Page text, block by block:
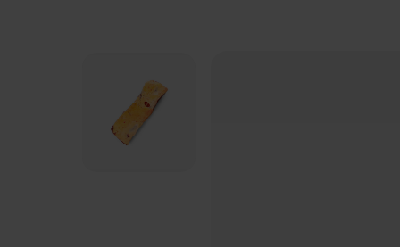
Industrieën
Veehouders